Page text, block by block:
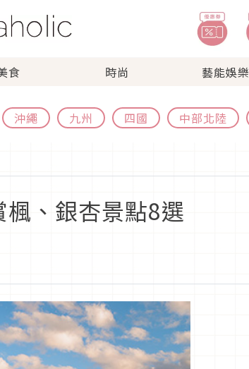
食 時尚 藝能娛樂
沖繩 九州 四國 中部北陸
、銀杏景點8選